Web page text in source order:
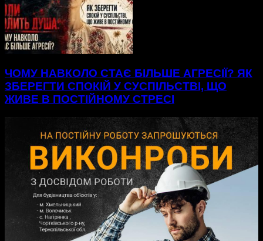
ЧОМУ НАВКОЛО СТАЄ БІЛЬШЕ АГРЕСІЇ? ЯК
ЗБЕРЕГТИ СПОКІЙ У СУСПІЛЬСТВІ, ЩО
ЖИВЕ В ПОСТІЙНОМУ СТРЕСІ